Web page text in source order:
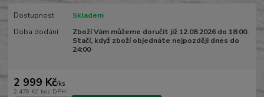
Dostupnost
Skladem
Doba dodání
Zboží Vám můžeme doručit již 12.08.2026 do 18:00.
Stačí, když zboží objednáte nejpozději dnes do
24:00
2 999 Kč/ks
2 479 Kč bez DPH